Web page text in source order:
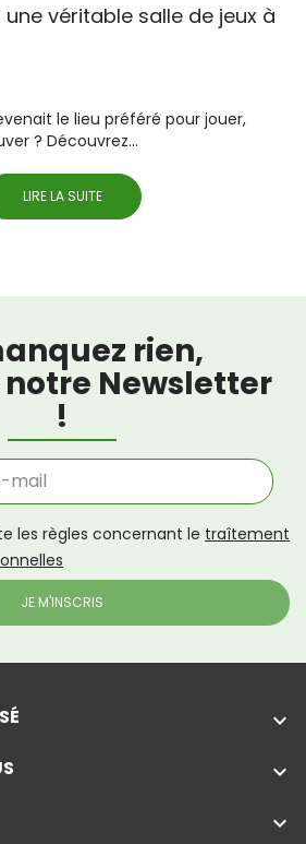
véritable salle de jeux à
le lieu préféré pour jouer,
? Découvrez...
LIRE LA SUITE
rien,
Newsletter
!
les règles concernant le traîtement
keyboard_arrow_down
keyboard_arrow_down
keyboard_arrow_down